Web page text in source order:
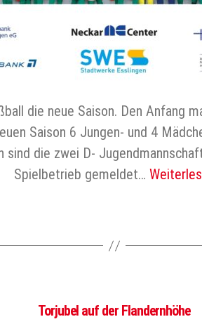
die neue Saison. Den Anfang
Saison 6 Jungen- und 4
die zwei D-
Spielbetrieb gemeldet…
Torjubel auf der Flandernhöhe